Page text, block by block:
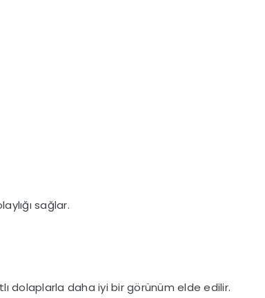
sağlar.
dolaplarla daha iyi bir görünüm elde edilir.